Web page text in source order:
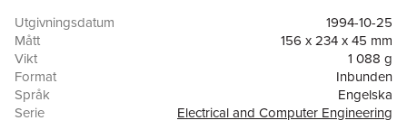
direct-form filters.;A solutions manual is available for instructors
only. College or university bookstores may order five or more
copies at a special student price which is available upon
request.
Utgivningsdatum
1994-10-25
Mått
156 x 234 x 45 mm
Vikt
1 088 g
Format
Inbunden
Språk
Engelska
Serie
Electrical and Computer Engineering